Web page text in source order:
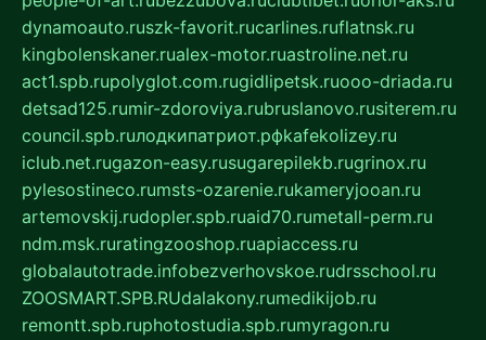
dynamoauto.ruszk-favorit.rucarlines.ruflatnsk.ru
kingbolenskaner.rualex-motor.ruastroline.net.ru
act1.spb.rupolyglot.com.rugidlipetsk.ruooo-driada.ru
detsad125.rumir-zdoroviya.rubruslanovo.rusiterem.ru
council.spb.ruлодкипатриот.рфkafekolizey.ru
iclub.net.rugazon-easy.rusugarepilekb.rugrinox.ru
pylesostineco.rumsts-ozarenie.rukameryjooan.ru
artemovskij.rudopler.spb.ruaid70.rumetall-perm.ru
ndm.msk.ruratingzooshop.ruapiaccess.ru
globalautotrade.infobezverhovskoe.rudrsschool.ru
ZOOSMART.SPB.RUdalakony.rumedikijob.ru
remontt.spb.ruphotostudia.spb.rumyragon.ru